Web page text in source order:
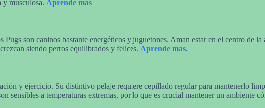
y musculosa. Aprende mas
Pugs son caninos bastante energéticos y juguetones. Aman estar en el centro de
siendo perros equilibrados y felices. Aprende mas.
y ejercicio. Su distintivo pelaje requiere cepillado regular para mantenerlo
sensibles a temperaturas extremas, por lo que es crucial mantener un ambiente